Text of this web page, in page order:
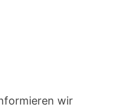
wir